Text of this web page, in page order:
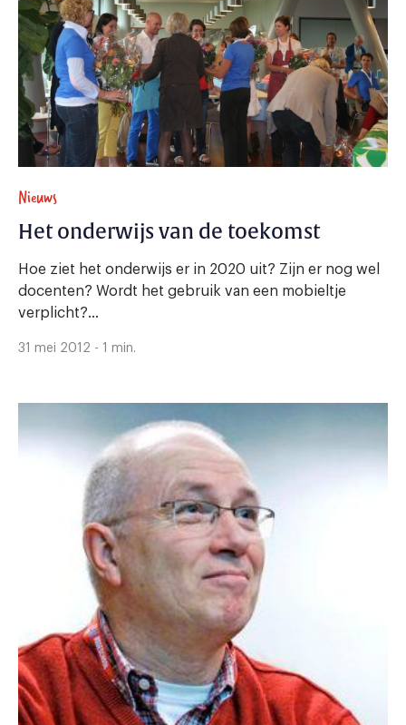
Nieuws
Het onderwijs van de toekomst
Hoe ziet het onderwijs er in 2020 uit? Zijn er nog wel
docenten? Wordt het gebruik van een mobieltje
verplicht?...
31 mei 2012 - 1 min.